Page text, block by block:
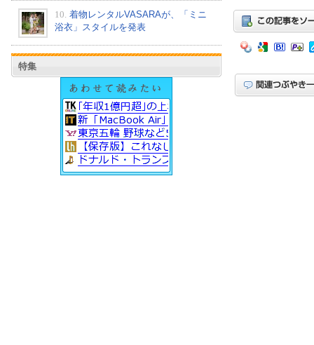
10. 着物レンタルVASARAが、「ミニ
浴衣」スタイルを発表
特集